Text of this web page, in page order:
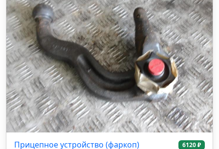
Прицепное устройство (фаркоп) 6120 ₽